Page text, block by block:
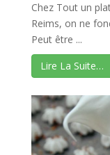
Chez Tout un
Reims, on ne
Peut être ...
Lire La Suite…